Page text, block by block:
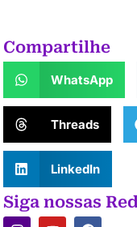
Compartilhe
WhatsApp
Threads
LinkedIn
Siga nossas